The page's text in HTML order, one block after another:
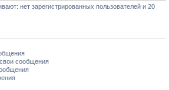
нет зарегистрированных пользователей и 20
сообщения